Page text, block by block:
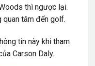
thì ngược lại.
quan tâm đến golf.
tin này khi tham
Carson Daly.